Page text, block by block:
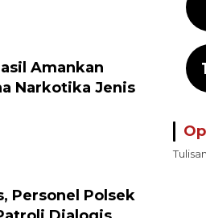
Amankan
Narkotika Jenis
Personel Polsek